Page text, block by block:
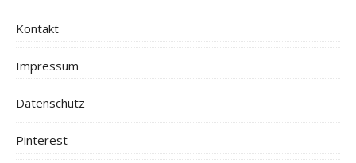
Kontakt
Impressum
Datenschutz
Pinterest